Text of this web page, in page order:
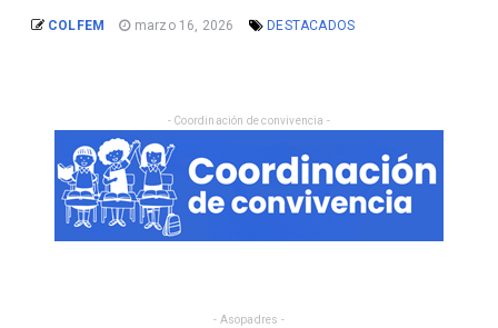
COLFEM marzo 16, 2026 DESTACADOS
- Coordinación de convivencia -
- Asopadres -